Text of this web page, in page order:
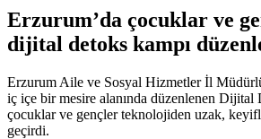
Erzurum’da çocuklar ve
dijital detoks kampı
Erzurum Aile ve Sosyal Hizmetler İl
iç içe bir mesire alanında düzenlenen Dijital
çocuklar ve gençler teknolojiden uzak,
geçirdi.